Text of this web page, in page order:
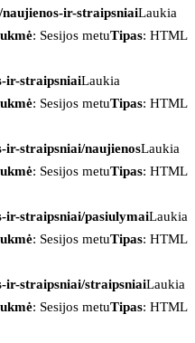
naujienos-ir-straipsniaiLaukia
: Sesijos metuTipas: HTML
ir-straipsniaiLaukia
: Sesijos metuTipas: HTML
ir-straipsniai/naujienosLaukia
: Sesijos metuTipas: HTML
ir-straipsniai/pasiulymaiLaukia
: Sesijos metuTipas: HTML
ir-straipsniai/straipsniaiLaukia
: Sesijos metuTipas: HTML